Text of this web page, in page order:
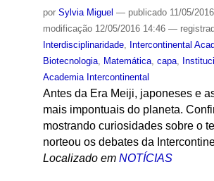
por Sylvia Miguel — publicado11/05/2016
modificação12/05/2016 14:46 —
Interdisciplinaridade, Intercontinental
Biotecnologia, Matemática, capa,
Academia Intercontinental
Antes da Era Meiji, japoneses e
mais impontuais do planeta.
mostrando curiosidades sobre o
norteou os debates da
Localizado em NOTÍCIAS